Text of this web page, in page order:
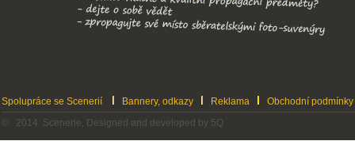
Spolupráce se Scenerií Bannery, odkazy Reklama
Obchodní podmínky
© 2014 Scenerie, Designed and developed by 5Q